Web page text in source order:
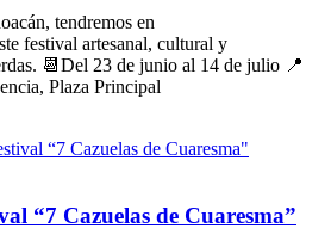
tendremos en
festival artesanal, cultural y
📆Del 23 de junio al 14 de julio 📍
Plaza Principal
“7 Cazuelas de Cuaresma”